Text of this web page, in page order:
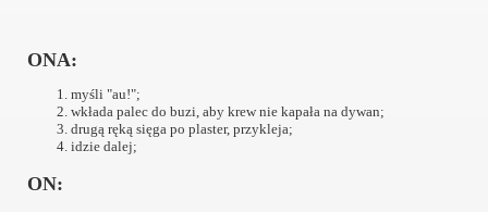
ONA:
myśli "au!";
wkłada palec do buzi, aby krew nie kapała na dywan;
drugą ręką sięga po plaster, przykleja;
idzie dalej;
ON: